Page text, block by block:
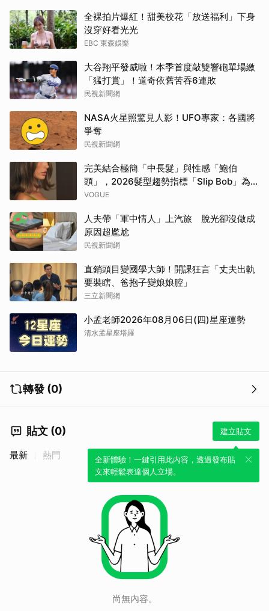
全裸拍片爆紅！甜美校花「放送福利」下身
沒穿好看光光
EBC 東森娛樂
大谷翔平發威啦！本季首度敲雙響砲單場繳
「猛打賞」！道奇依舊苦吞6連敗
民視新聞網
NASA火星照驚見人影！UFO專家：各國將
爭奪
民視新聞網
完美結合極簡「中長髮」與性感「鮑伯
頭」，2026髮型趨勢指標「Slip Bob」為何
自帶90年代超模氣場？
VOGUE
人夫帶「軍中情人」上汽旅 脫光卻沒做成
原因超尷尬
民視新聞網
直銷頭目變國學大師！開課狂言「丈夫出軌
要裝瞎、爸抱子變娘娘腔」
三立新聞網
小孟老師2026年08月06日(四)星座運勢
清水孟星座塔羅
轉發 (0)
貼文 (0) 建立貼文
全新體驗！一鍵引用此內容，透過發布貼
文來輕鬆表達個人立場。
最新 熱門
尚無內容。
取消